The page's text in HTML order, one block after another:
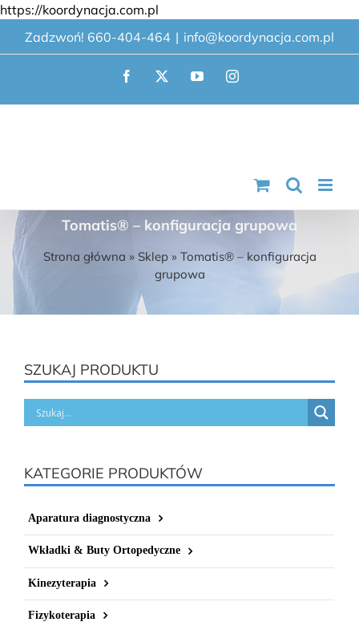
https://koordynacja.com.pl
do
zawartości
Zadzwoń! 660-404-464 | info@koordynacja.com.pl
Facebook
X YouTubeInstagram
Tomatis® – konfiguracja grupowa
Strona główna » Sklep» Tomatis® – konfiguracja
grupowa
SZUKAJ PRODUKTU
KATEGORIE PRODUKTÓW
Aparatura diagnostyczna
Wkładki & Buty Ortopedyczne
Kinezyterapia
Fizykoterapia